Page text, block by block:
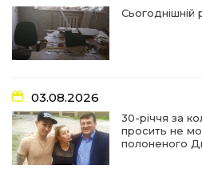
27 лип
16:29
22 лип
Медики Барвінківської
вдосконалюють
15:09
22 лип
У Пригожому з дітьми та
працювали фахівці
07:17
“Мені й досі сниться
Сьогоднішній
03.08.2026
30-річчя за
просить не
полоненого